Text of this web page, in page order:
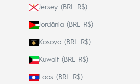
Jersey (BRL R$)
Jordânia (BRL R$)
Kosovo (BRL R$)
Kuwait (BRL R$)
Laos (BRL R$)